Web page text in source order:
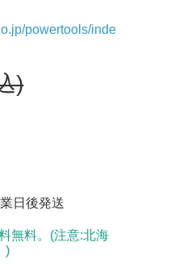
powertools/inde
)
日後発送
無料。(注意:北海
)